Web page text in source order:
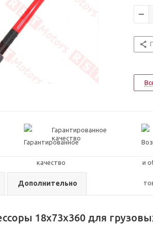
Гарантированное
качество
Дополнительно
18x73x360 для